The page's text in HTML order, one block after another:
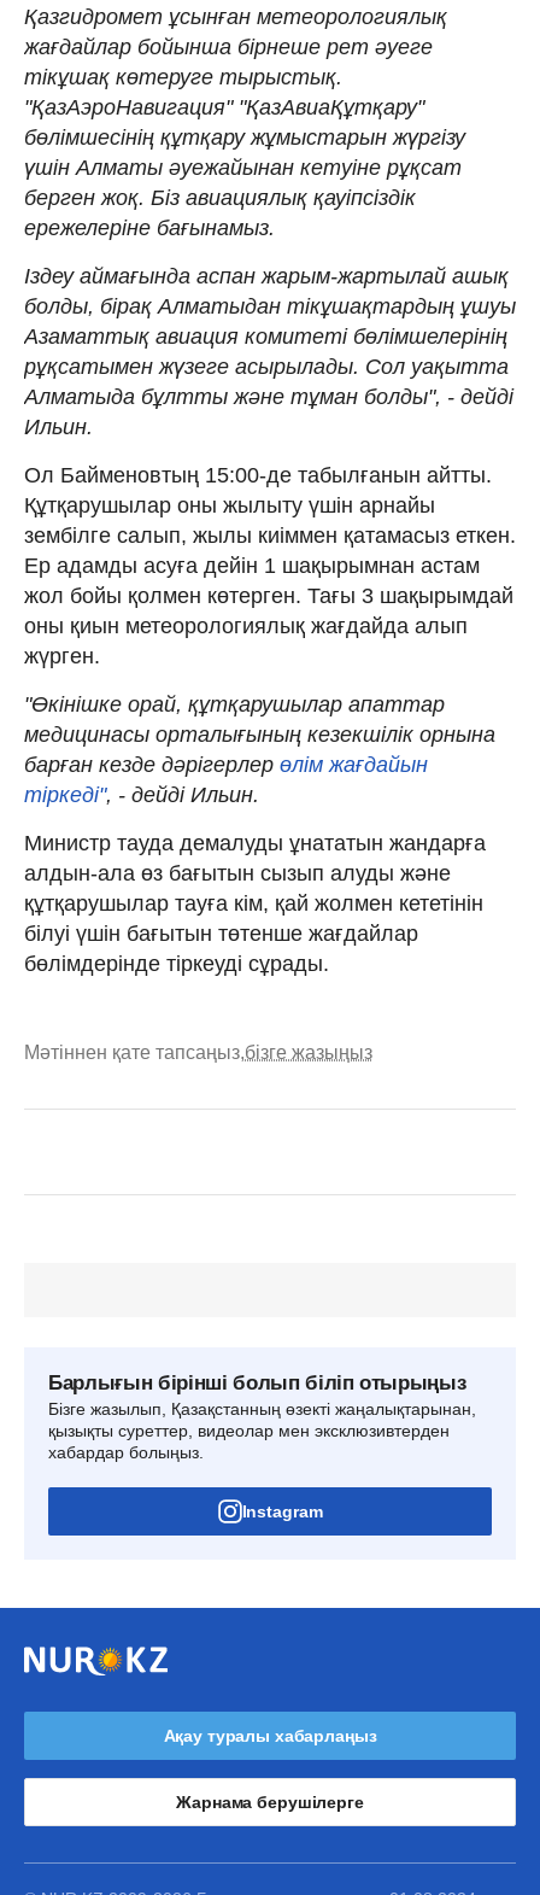
Қазгидромет ұсынған метеорологиялық
жағдайлар бойынша бірнеше рет әуеге
тікұшақ көтеруге тырыстық.
"ҚазАэроНавигация" "ҚазАвиаҚұтқару"
бөлімшесінің құтқару жұмыстарын жүргізу
үшін Алматы әуежайынан кетуіне рұқсат
берген жоқ. Біз авиациялық қауіпсіздік
ережелеріне бағынамыз.
Іздеу аймағында аспан жарым-жартылай ашық
болды, бірақ Алматыдан тікұшақтардың ұшуы
Азаматтық авиация комитеті бөлімшелерінің
рұқсатымен жүзеге асырылады. Сол уақытта
Алматыда бұлтты және тұман болды", - дейді
Ильин.
Ол Байменовтың 15:00-де табылғанын айтты.
Құтқарушылар оны жылыту үшін арнайы
зембілге салып, жылы киіммен қатамасыз еткен.
Ер адамды асуға дейін 1 шақырымнан астам
жол бойы қолмен көтерген. Тағы 3 шақырымдай
оны қиын метеорологиялық жағдайда алып
жүрген.
"Өкінішке орай, құтқарушылар апаттар
медицинасы орталығының кезекшілік орнына
барған кезде дәрігерлер өлім жағдайын
тіркеді", - дейді Ильин.
Министр тауда демалуды ұнататын жандарға
алдын-ала өз бағытын сызып алуды және
құтқарушылар тауға кім, қай жолмен кететінін
білуі үшін бағытын төтенше жағдайлар
бөлімдерінде тіркеуді сұрады.
Мәтіннен қате тапсаңыз,бізге жазыңыз
Барлығын бірінші болып біліп отырыңыз
Бізге жазылып, Қазақстанның өзекті жаңалықтарынан,
қызықты суреттер, видеолар мен эксклюзивтерден
хабардар болыңыз.
Instagram
Ақау туралы хабарлаңыз
Жарнама берушілерге